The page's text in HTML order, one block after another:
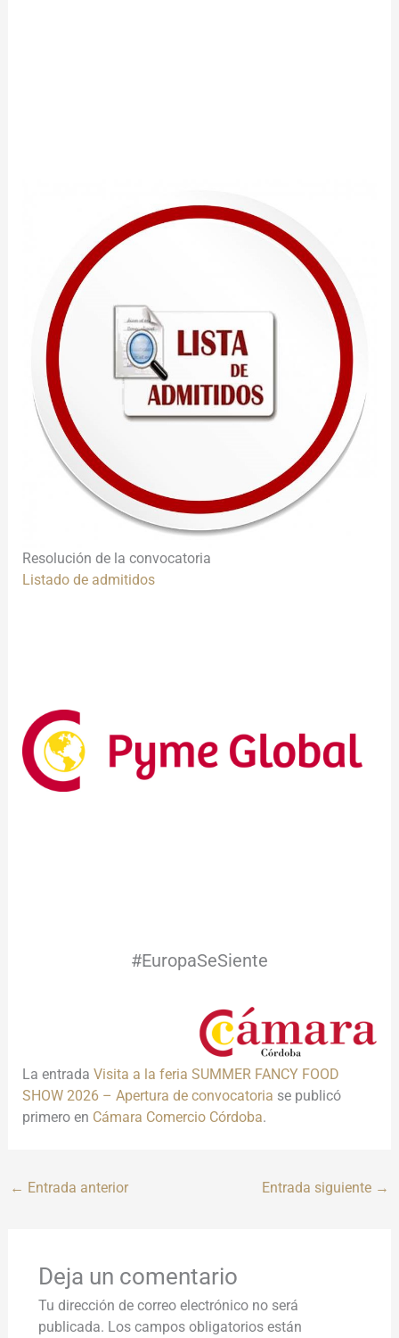
Resolución de la convocatoria
Listado de admitidos
#EuropaSeSiente
La entrada Visita a la feria SUMMER FANCY FOOD
SHOW 2026 – Apertura de convocatoria se publicó
primero en Cámara Comercio Córdoba.
← Entrada anterior Entrada siguiente →
Deja un comentario
Tu dirección de correo electrónico no será
publicada. Los campos obligatorios están